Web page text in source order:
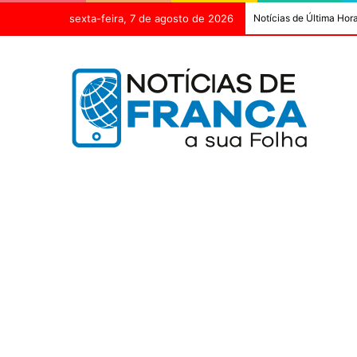
sexta-feira, 7 de agosto de 2026 Notícias de Última Hora